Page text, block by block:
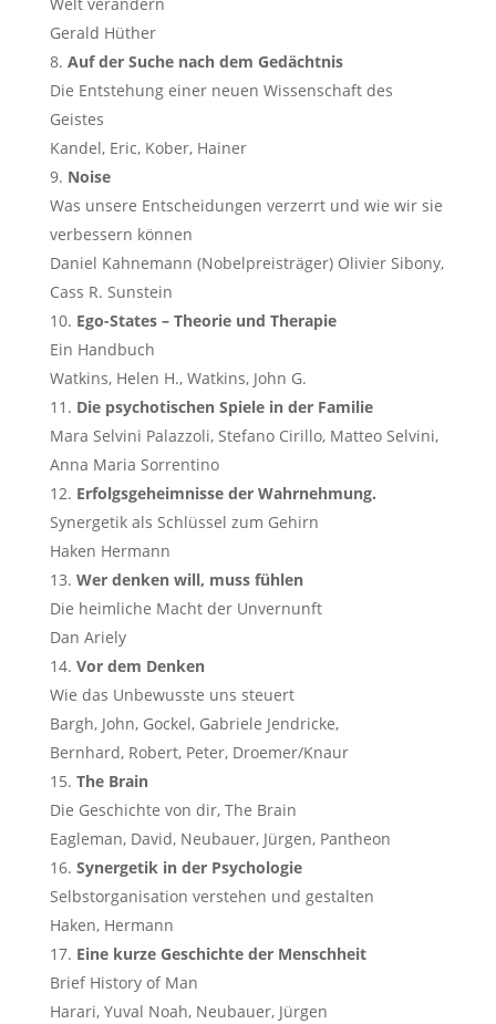
Gerald Hüther
Auf der Suche nach dem Gedächtnis
Die Entstehung einer neuen Wissenschaft des
Geistes
Kandel, Eric, Kober, Hainer
Noise
Was unsere Entscheidungen verzerrt und wie wir sie
verbessern können
Daniel Kahnemann (Nobelpreisträger) Olivier Sibony,
Cass R. Sunstein
Ego-States – Theorie und Therapie
Ein Handbuch
Watkins, Helen H., Watkins, John G.
Die psychotischen Spiele in der Familie
Mara Selvini Palazzoli, Stefano Cirillo, Matteo Selvini,
Anna Maria Sorrentino
Erfolgsgeheimnisse der Wahrnehmung.
Synergetik als Schlüssel zum Gehirn
Haken Hermann
Wer denken will, muss fühlen
Die heimliche Macht der Unvernunft
Dan Ariely
Vor dem Denken
Wie das Unbewusste uns steuert
Bargh, John, Gockel, Gabriele Jendricke,
Bernhard, Robert, Peter, Droemer/Knaur
The Brain
Die Geschichte von dir, The Brain
Eagleman, David, Neubauer, Jürgen, Pantheon
Synergetik in der Psychologie
Selbstorganisation verstehen und gestalten
Haken, Hermann
Eine kurze Geschichte der Menschheit
Brief History of Man
Harari, Yuval Noah, Neubauer, Jürgen